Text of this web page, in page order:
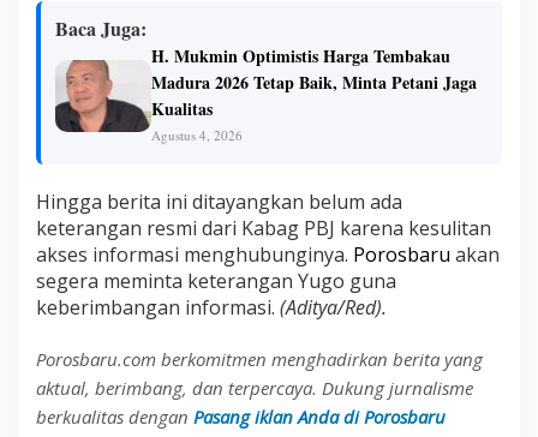
Baca Juga:
H. Mukmin Optimistis Harga Tembakau
Madura 2026 Tetap Baik, Minta Petani Jaga
Kualitas
Agustus 4, 2026
Hingga berita ini ditayangkan belum ada
keterangan resmi dari Kabag PBJ karena kesulitan
akses informasi menghubunginya. Porosbaru akan
segera meminta keterangan Yugo guna
keberimbangan informasi. (Aditya/Red).
Porosbaru.com berkomitmen menghadirkan berita yang
aktual, berimbang, dan terpercaya. Dukung jurnalisme
berkualitas dengan Pasang iklan Anda di Porosbaru